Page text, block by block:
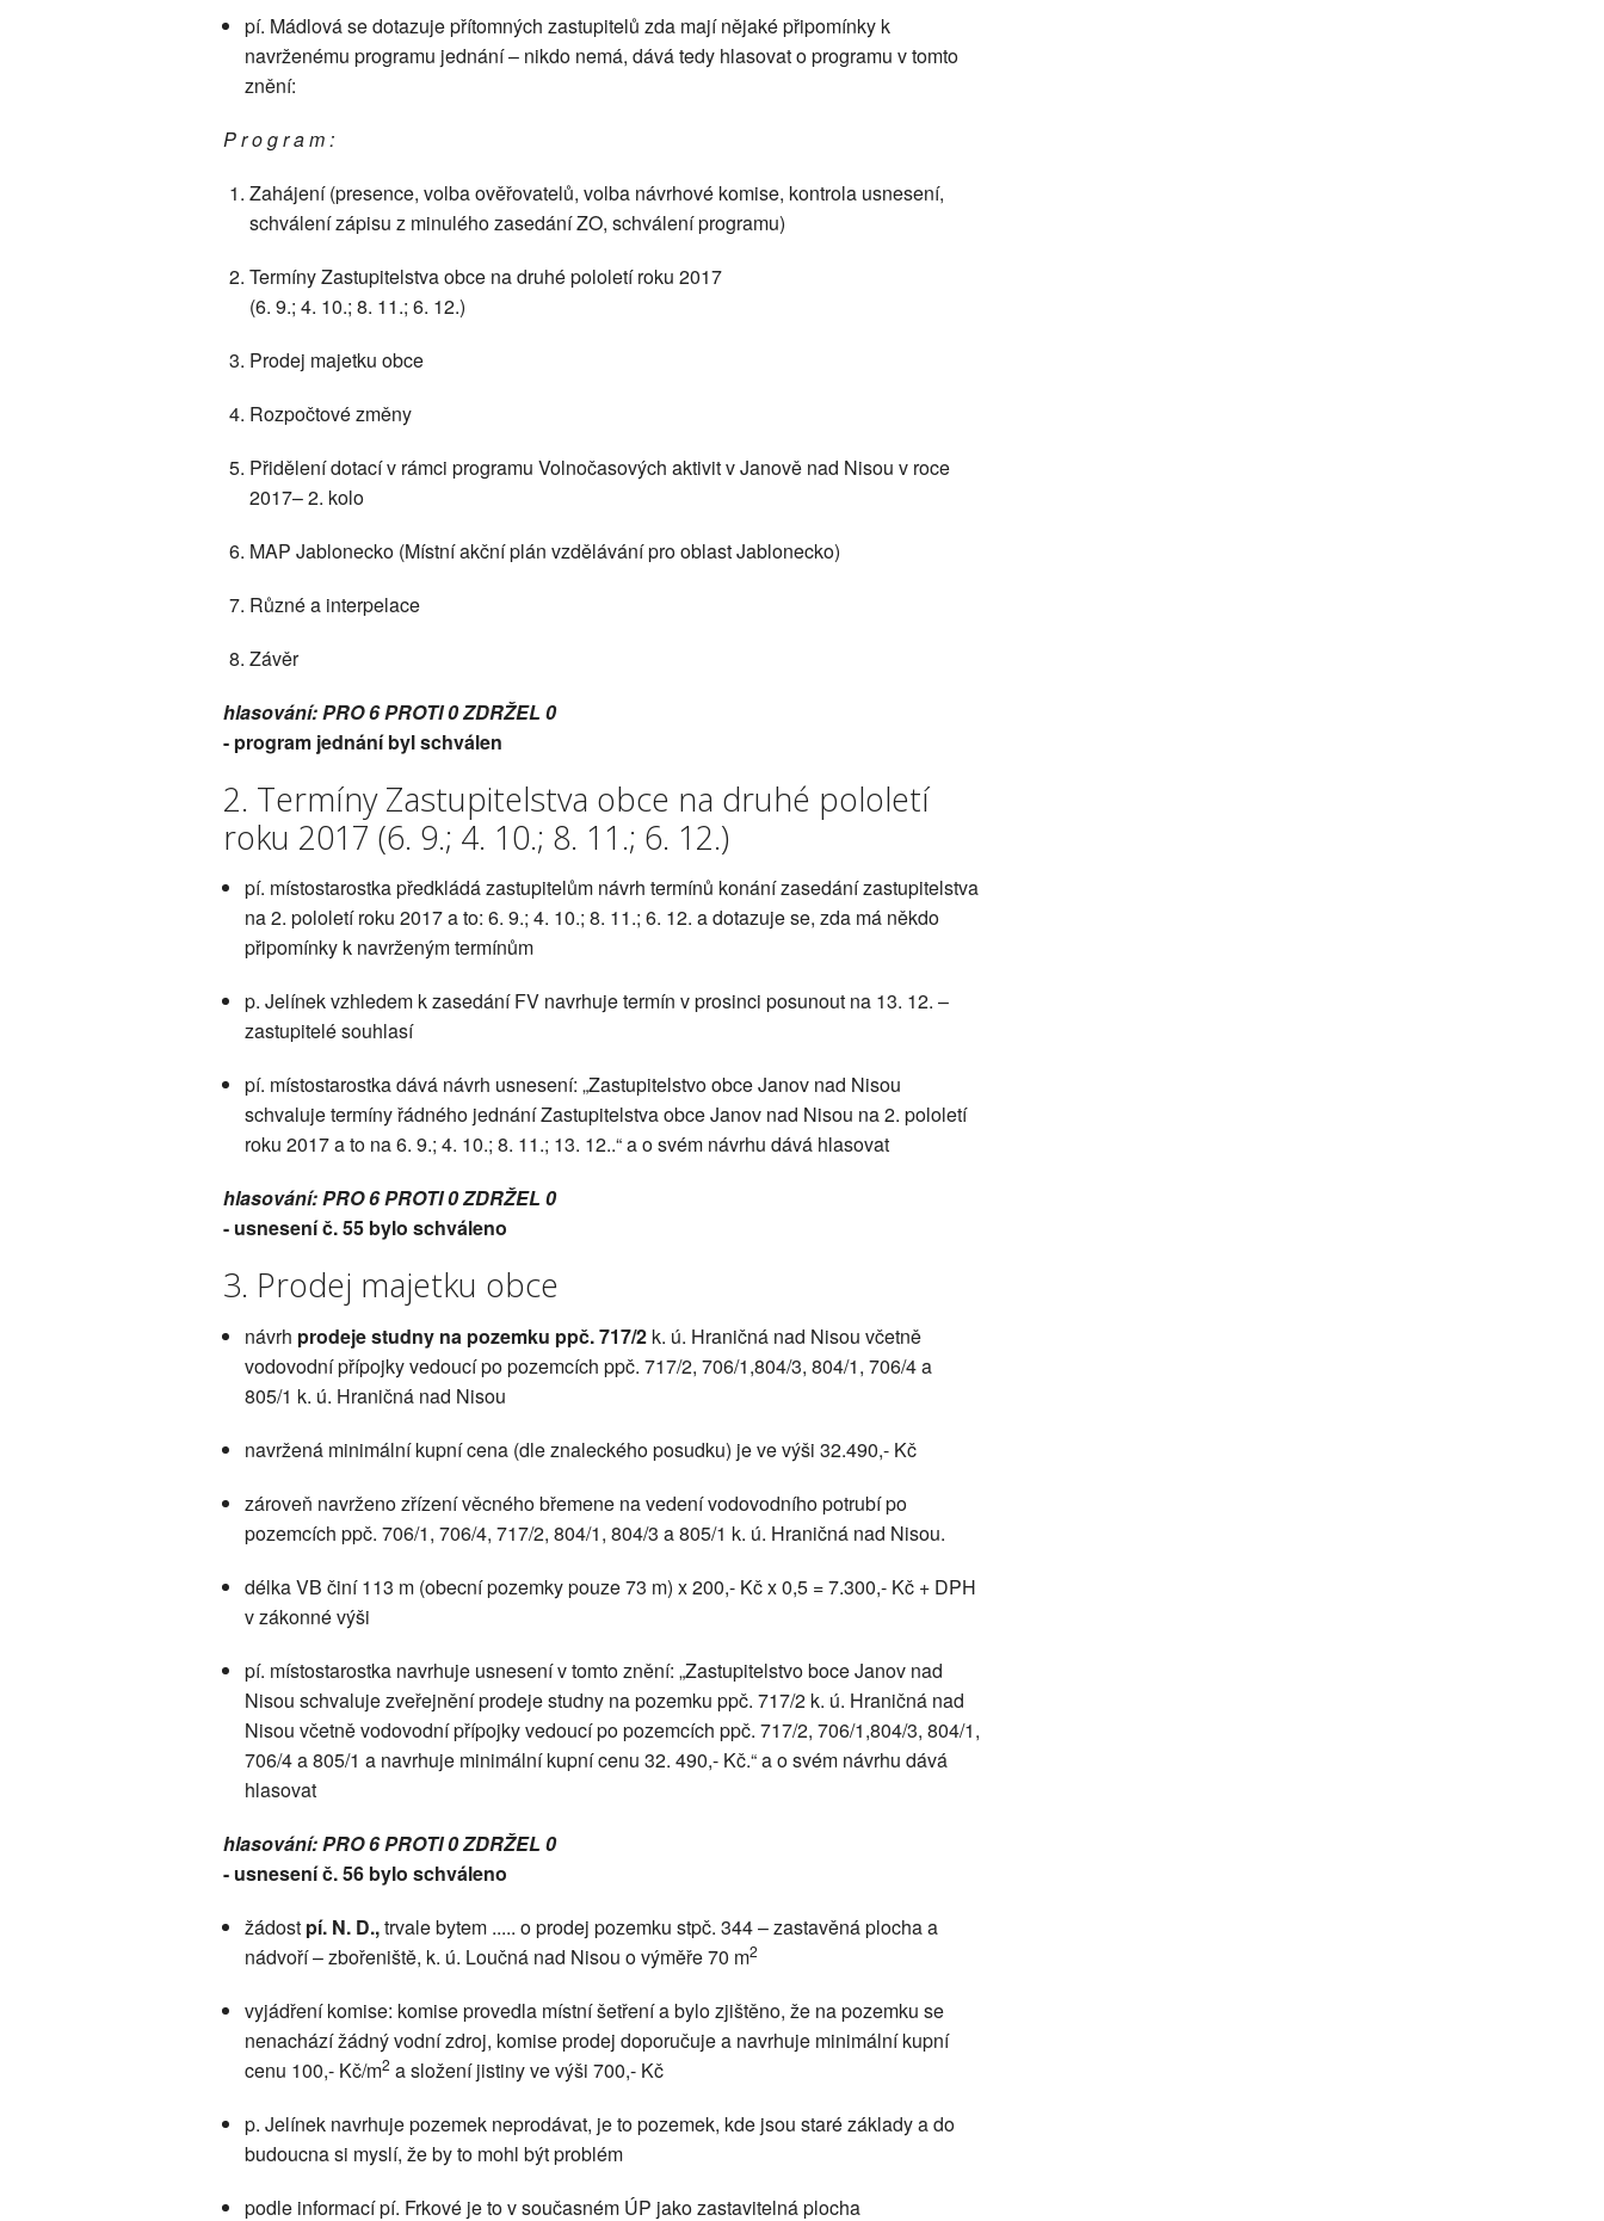
pí. Mádlová se dotazuje přítomných zastupitelů zda mají nějaké připomínky k
navrženému programu jednání – nikdo nemá, dává tedy hlasovat o programu v tomto
znění:
P r o g r a m :
Zahájení (presence, volba ověřovatelů, volba návrhové komise, kontrola usnesení,
schválení zápisu z minulého zasedání ZO, schválení programu)
Termíny Zastupitelstva obce na druhé pololetí roku 2017
(6. 9.; 4. 10.; 8. 11.; 6. 12.)
Prodej majetku obce
Rozpočtové změny
Přidělení dotací v rámci programu Volnočasových aktivit v Janově nad Nisou v roce
2017– 2. kolo
MAP Jablonecko (Místní akční plán vzdělávání pro oblast Jablonecko)
Různé a interpelace
Závěr
hlasování: PRO 6 PROTI 0 ZDRŽEL 0
- program jednání byl schválen
2. Termíny Zastupitelstva obce na druhé pololetí
roku 2017 (6. 9.; 4. 10.; 8. 11.; 6. 12.)
pí. místostarostka předkládá zastupitelům návrh termínů konání zasedání zastupitelstva
na 2. pololetí roku 2017 a to: 6. 9.; 4. 10.; 8. 11.; 6. 12. a dotazuje se, zda má někdo
připomínky k navrženým termínům
p. Jelínek vzhledem k zasedání FV navrhuje termín v prosinci posunout na 13. 12. –
zastupitelé souhlasí
pí. místostarostka dává návrh usnesení: „Zastupitelstvo obce Janov nad Nisou
schvaluje termíny řádného jednání Zastupitelstva obce Janov nad Nisou na 2. pololetí
roku 2017 a to na 6. 9.; 4. 10.; 8. 11.; 13. 12..“ a o svém návrhu dává hlasovat
hlasování: PRO 6 PROTI 0 ZDRŽEL 0
- usnesení č. 55 bylo schváleno
3. Prodej majetku obce
návrh prodeje studny na pozemku ppč. 717/2k. ú. Hraničná nad Nisou včetně
vodovodní přípojky vedoucí po pozemcích ppč. 717/2, 706/1,804/3, 804/1, 706/4 a
805/1 k. ú. Hraničná nad Nisou
navržená minimální kupní cena (dle znaleckého posudku) je ve výši 32.490,- Kč
zároveň navrženo zřízení věcného břemene na vedení vodovodního potrubí po
pozemcích ppč. 706/1, 706/4, 717/2, 804/1, 804/3 a 805/1 k. ú. Hraničná nad Nisou.
délka VB činí 113 m (obecní pozemky pouze 73 m) x 200,- Kč x 0,5 = 7.300,- Kč + DPH
v zákonné výši
pí. místostarostka navrhuje usnesení v tomto znění: „Zastupitelstvo boce Janov nad
Nisou schvaluje zveřejnění prodeje studny na pozemku ppč. 717/2 k. ú. Hraničná nad
Nisou včetně vodovodní přípojky vedoucí po pozemcích ppč. 717/2, 706/1,804/3, 804/1,
706/4 a 805/1 a navrhuje minimální kupní cenu 32. 490,- Kč.“ a o svém návrhu dává
hlasovat
hlasování: PRO 6 PROTI 0 ZDRŽEL 0
- usnesení č. 56 bylo schváleno
žádost pí. N. D.,trvale bytem ..... o prodej pozemku stpč. 344 – zastavěná plocha a
nádvoří – zbořeniště, k. ú. Loučná nad Nisou o výměře 70 m2
vyjádření komise: komise provedla místní šetření a bylo zjištěno, že na pozemku se
nenachází žádný vodní zdroj, komise prodej doporučuje a navrhuje minimální kupní
cenu 100,- Kč/m2 a složení jistiny ve výši 700,- Kč
p. Jelínek navrhuje pozemek neprodávat, je to pozemek, kde jsou staré základy a do
budoucna si myslí, že by to mohl být problém
podle informací pí. Frkové je to v současném ÚP jako zastavitelná plocha